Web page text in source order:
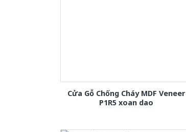
Cửa Gỗ Chống Cháy MDF Veneer
P1R5 xoan dao